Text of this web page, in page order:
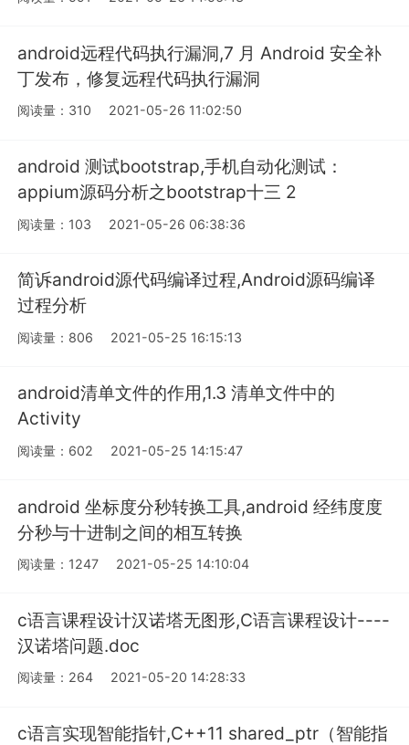
android远程代码执行漏洞,7 月 Android 安全补
丁发布，修复远程代码执行漏洞
阅读量：310 2021-05-26 11:02:50
android 测试bootstrap,手机自动化测试：
appium源码分析之bootstrap十三 2
阅读量：103 2021-05-26 06:38:36
简诉android源代码编译过程,Android源码编译
过程分析
阅读量：806 2021-05-25 16:15:13
android清单文件的作用,1.3 清单文件中的
Activity
阅读量：602 2021-05-25 14:15:47
android 坐标度分秒转换工具,android 经纬度度
分秒与十进制之间的相互转换
阅读量：1247 2021-05-25 14:10:04
c语言课程设计汉诺塔无图形,C语言课程设计----
汉诺塔问题.doc
阅读量：264 2021-05-20 14:28:33
c语言实现智能指针,C++11 shared_ptr（智能指